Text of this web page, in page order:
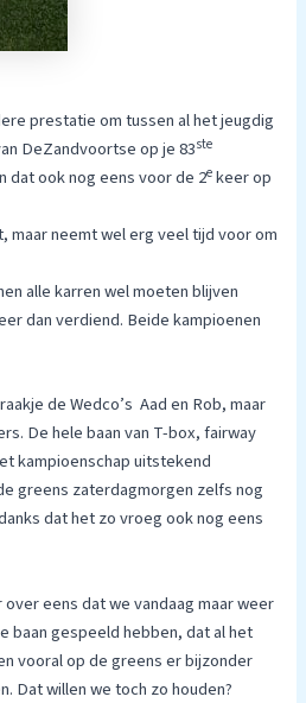
prestatie om tussen al het jeugdig
DeZandvoortse op je 83ste
dat ook nog eens voor de 2e keer op
maar neemt wel erg veel tijd voor om
alle karren wel moeten blijven
dan verdiend. Beide kampioenen
de Wedco’s Aad en Rob, maar
De hele baan van T-box, fairway
kampioenschap uitstekend
greens zaterdagmorgen zelfs nog
dat het zo vroeg ook nog eens
eens dat we vandaag maar weer
baan gespeeld hebben, dat al het
vooral op de greens er bijzonder
Dat willen we toch zo houden?